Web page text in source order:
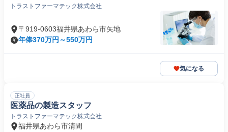
トラストファーマテック株式会社
〒919-0603福井県あわら市矢地
年俸370万円～550万円
気になる
正社員
医薬品の製造スタッフ
トラストファーマテック株式会社
福井県あわら市清間